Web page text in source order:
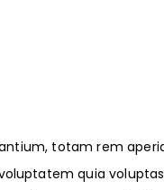
totam rem
quia